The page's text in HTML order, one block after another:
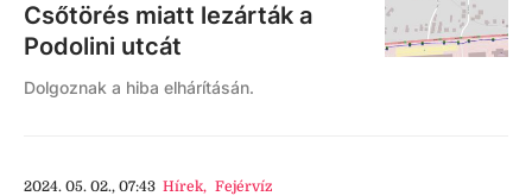
Csőtörés miatt lezárták a
Podolini utcát
Dolgoznak a hiba elhárításán.
2024. 05. 02., 07:43 Hírek, Fejérvíz